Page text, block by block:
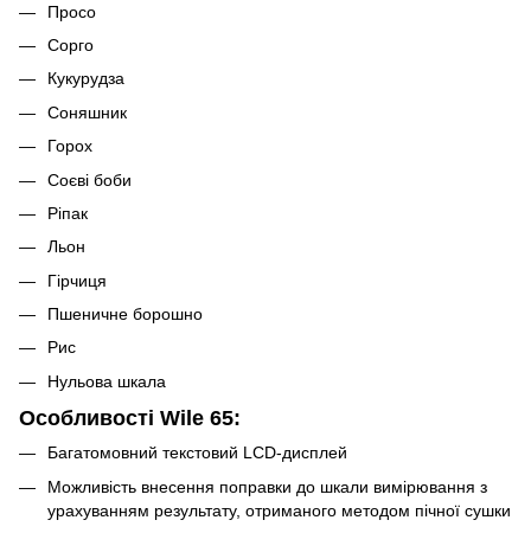
Просо
Сорго
Кукурудза
Соняшник
Горох
Соєві боби
Ріпак
Льон
Гірчиця
Пшеничне борошно
Рис
Нульова шкала
Особливості Wile 65:
Багатомовний текстовий LCD-дисплей
Можливість внесення поправки до шкали вимірювання з
урахуванням результату, отриманого методом пічної сушки